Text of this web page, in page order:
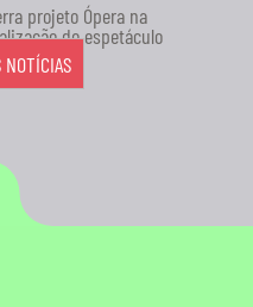
projeto Ópera na
do espetáculo
NOTÍCIAS